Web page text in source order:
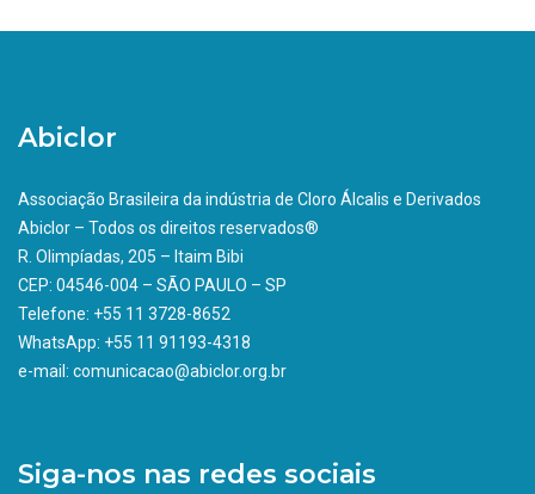
Abiclor
Associação Brasileira da indústria de Cloro Álcalis e Derivados
Abiclor – Todos os direitos reservados®
R. Olimpíadas, 205 – Itaim Bibi
CEP: 04546-004 – SÃO PAULO – SP
Telefone: +55 11 3728-8652
WhatsApp: +55 11 91193-4318
e-mail: comunicacao@abiclor.org.br
Siga-nos nas redes sociais